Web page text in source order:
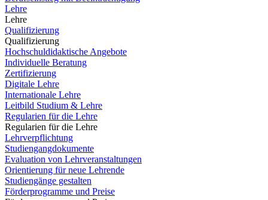
Lehre
Lehre
Qualifizierung
Qualifizierung
Hochschuldidaktische Angebote
Individuelle Beratung
Zertifizierung
Digitale Lehre
Internationale Lehre
Leitbild Studium & Lehre
Regularien für die Lehre
Regularien für die Lehre
Lehrverpflichtung
Studiengangdokumente
Evaluation von Lehrveranstaltungen
Orientierung für neue Lehrende
Studiengänge gestalten
Förderprogramme und Preise